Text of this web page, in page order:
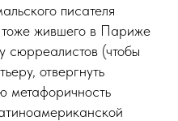
писателя
жившего в Париже
сюрреалистов (чтобы
отвергнуть
метафоричность